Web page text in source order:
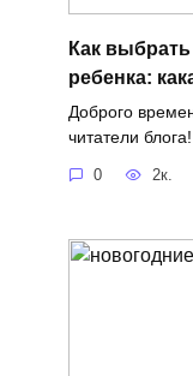
Как
ребенка:
Доброго
читатели блога!
0 2к.